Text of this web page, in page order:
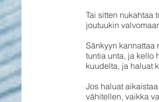
Tai sitten nukahtaa
joutuukin
Sänkyyn kannattaa
tuntia unta, ja kello
kuudelta, ja haluat
Jos haluat
vähitellen, vaikka